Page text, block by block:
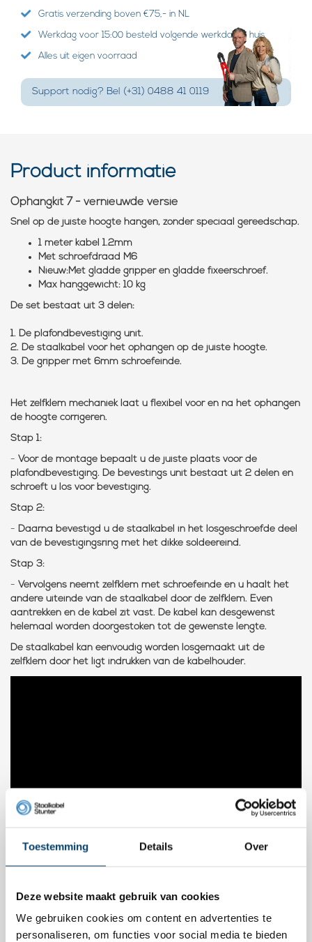
Toestemming Details Over
Deze website maakt gebruik van cookies
We gebruiken cookies om content en advertenties te
personaliseren, om functies voor social media te bieden
Gratis verzending boven €75,- in NL
Werkdag voor 15:00 besteld volgende werkdag in huis
Alles uit eigen voorraad
Support nodig? Bel (+31) 0488 41 0119
Product informatie
Ophangkit 7 - vernieuwde versie
Snel op de juiste hoogte hangen, zonder speciaal gereedschap.
1 meter kabel 1.2mm
Met schroefdraad M6
Nieuw:Met gladde gripper en gladde fixeerschroef.
Max hanggewicht: 10 kg
De set bestaat uit 3 delen:
1. De plafondbevestiging unit.
2. De staalkabel voor het ophangen op de juiste hoogte.
3. De gripper met 6mm schroefeinde.
Het zelfklem mechaniek laat u flexibel voor en na het ophangen
de hoogte corrigeren.
Stap 1:
- Voor de montage bepaalt u de juiste plaats voor de
plafondbevestiging. De bevestings unit bestaat uit 2 delen en
schroeft u los voor bevestiging.
Stap 2:
- Daarna bevestigd u de staalkabel in het losgeschroefde deel
van de bevestigingsring met het dikke soldeereind.
Stap 3:
- Vervolgens neemt zelfklem met schroefeinde en u haalt het
andere uiteinde van de staalkabel door de zelfklem. Even
aantrekken en de kabel zit vast. De kabel kan desgewenst
helemaal worden doorgestoken tot de gewenste lengte.
De staalkabel kan eenvoudig worden losgemaakt uit de
zelfklem door het ligt indrukken van de kabelhouder.
(gewichten zijn statisch, hier kunnen geen rechten aan ontleend
worden)